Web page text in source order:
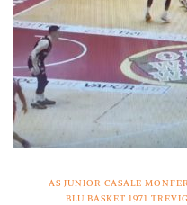
AS JUNIOR CASALE
BLU BASKET 1971